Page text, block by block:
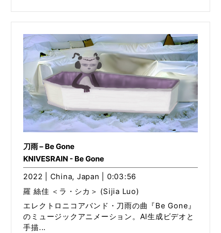
刀雨 – Be Gone
KNIVESRAIN - Be Gone
2022 | China, Japan | 0:03:56
羅 絲佳 ＜ラ・シカ＞ (Sijia Luo)
エレクトロニコアバンド・刀雨の曲『Be Gone』
のミュージックアニメーション。AI生成ビデオと
手描...